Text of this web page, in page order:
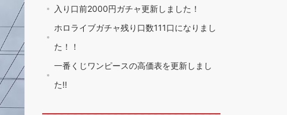
入り口前2000円ガチャ更新しました！
ホロライブガチャ残り口数111口になりまし
た！！
一番くじワンピースの高価表を更新しまし
た!!